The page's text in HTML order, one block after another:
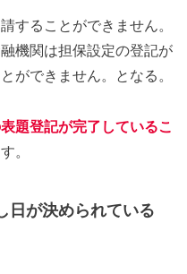
することができません。
機関は担保設定の登記が
ができません。となる。
題登記が完了しているこ
。
日が決められている